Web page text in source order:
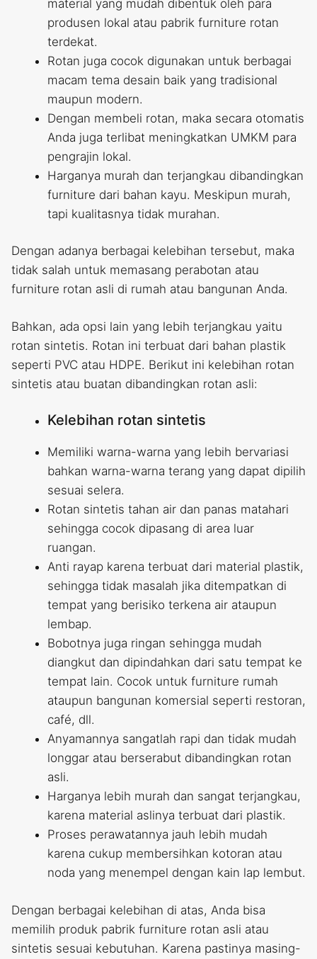
material yang mudah dibentuk oleh para
produsen lokal atau pabrik furniture rotan
terdekat.
Rotan juga cocok digunakan untuk berbagai
macam tema desain baik yang tradisional
maupun modern.
Dengan membeli rotan, maka secara otomatis
Anda juga terlibat meningkatkan UMKM para
pengrajin lokal.
Harganya murah dan terjangkau dibandingkan
furniture dari bahan kayu. Meskipun murah,
tapi kualitasnya tidak murahan.
Dengan adanya berbagai kelebihan tersebut, maka
tidak salah untuk memasang perabotan atau
furniture rotan asli di rumah atau bangunan Anda.
Bahkan, ada opsi lain yang lebih terjangkau yaitu
rotan sintetis. Rotan ini terbuat dari bahan plastik
seperti PVC atau HDPE. Berikut ini kelebihan rotan
sintetis atau buatan dibandingkan rotan asli:
Kelebihan rotan sintetis
Memiliki warna-warna yang lebih bervariasi
bahkan warna-warna terang yang dapat dipilih
sesuai selera.
Rotan sintetis tahan air dan panas matahari
sehingga cocok dipasang di area luar
ruangan.
Anti rayap karena terbuat dari material plastik,
sehingga tidak masalah jika ditempatkan di
tempat yang berisiko terkena air ataupun
lembap.
Bobotnya juga ringan sehingga mudah
diangkut dan dipindahkan dari satu tempat ke
tempat lain. Cocok untuk furniture rumah
ataupun bangunan komersial seperti restoran,
café, dll.
Anyamannya sangatlah rapi dan tidak mudah
longgar atau berserabut dibandingkan rotan
asli.
Harganya lebih murah dan sangat terjangkau,
karena material aslinya terbuat dari plastik.
Proses perawatannya jauh lebih mudah
karena cukup membersihkan kotoran atau
noda yang menempel dengan kain lap lembut.
Dengan berbagai kelebihan di atas, Anda bisa
memilih produk pabrik furniture rotan asli atau
sintetis sesuai kebutuhan. Karena pastinya masing-